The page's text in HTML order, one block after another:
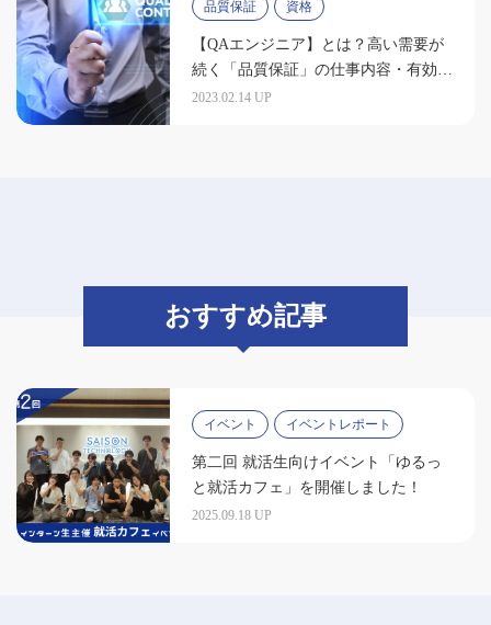
品質保証 資格
【QAエンジニア】とは？高い需要が
続く「品質保証」の仕事内容・有効な
資格
2023.02.14 UP
おすすめ記事
イベント イベントレポート
第二回 就活生向けイベント「ゆるっ
と就活カフェ」を開催しました！
2025.09.18 UP